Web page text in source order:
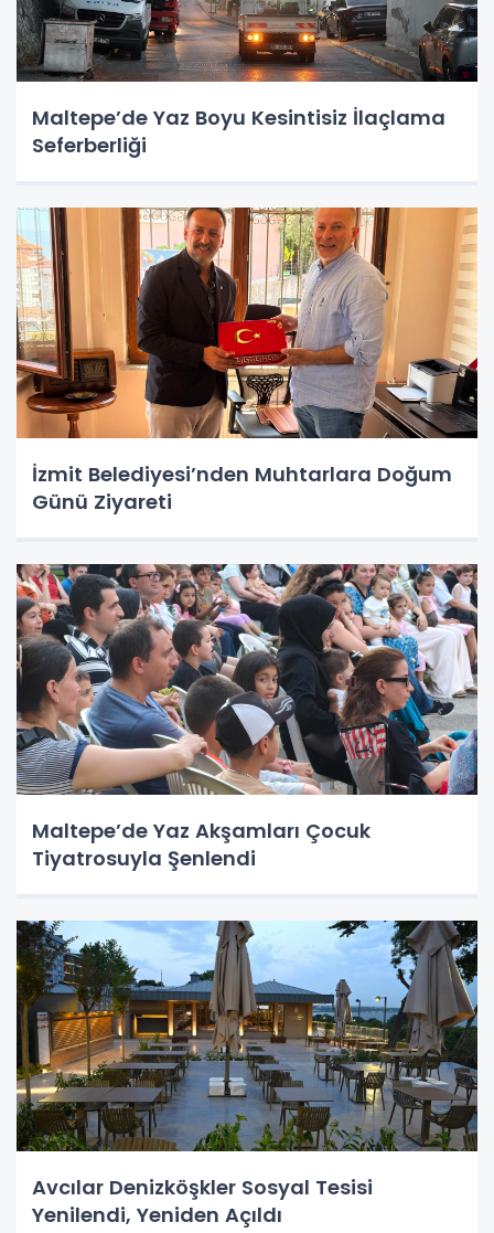
Maltepe’de Yaz Boyu Kesintisiz İlaçlama
Seferberliği
İzmit Belediyesi’nden Muhtarlara Doğum
Günü Ziyareti
Maltepe’de Yaz Akşamları Çocuk
Tiyatrosuyla Şenlendi
Avcılar Denizköşkler Sosyal Tesisi
Yenilendi, Yeniden Açıldı